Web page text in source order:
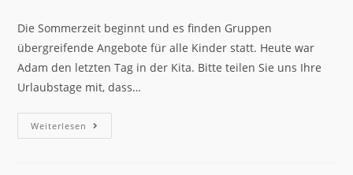
Die Sommerzeit beginnt und es finden Gruppen
übergreifende Angebote für alle Kinder statt. Heute war
Adam den letzten Tag in der Kita. Bitte teilen Sie uns Ihre
Urlaubstage mit, dass…
Weiterlesen